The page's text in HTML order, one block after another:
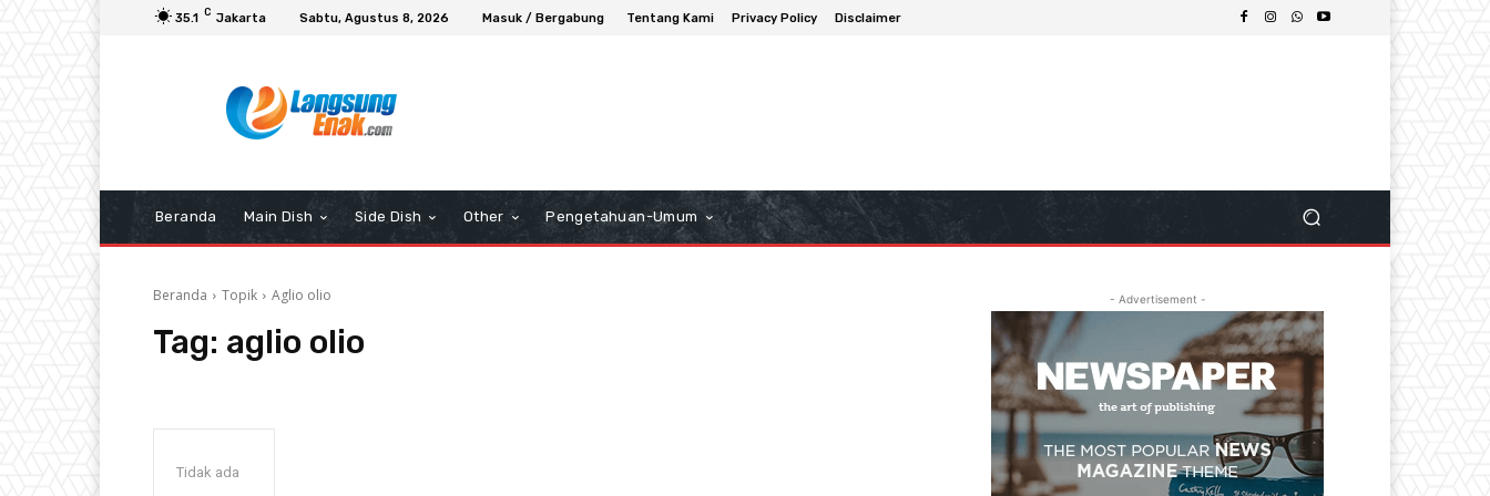
35.1 C Jakarta Sabtu, Agustus 8, 2026 Masuk / Bergabung Tentang Kami Privacy Policy Disclaimer
Beranda Main Dish Side Dish Other Pengetahuan-Umum
Beranda Topik Aglio olio
Tag: aglio olio
Tidak ada
- Advertisement -